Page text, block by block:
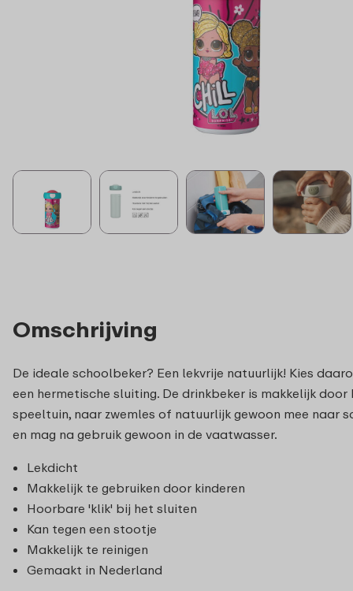
Omschrijving
De ideale schoolbeker? Een lekvrije natuurlijk! Kies
een hermetische sluiting. De drinkbeker is makkelijk
speeltuin, naar zwemles of natuurlijk gewoon mee naar
en mag na gebruik gewoon in de vaatwasser.
Lekdicht
Makkelijk te gebruiken door kinderen
Hoorbare 'klik' bij het sluiten
Kan tegen een stootje
Makkelijk te reinigen
Gemaakt in Nederland